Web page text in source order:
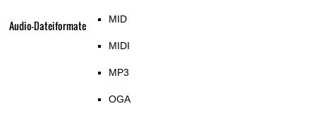
Audio-Dateiformate MID
MIDI
MP3
OGA